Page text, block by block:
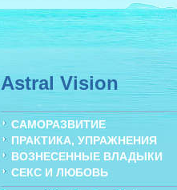
Astral Vision
САМОРАЗВИТИЕ
ПРАКТИКА, УПРАЖНЕНИЯ
ВОЗНЕСЕННЫЕ ВЛАДЫКИ
СЕКС И ЛЮБОВЬ